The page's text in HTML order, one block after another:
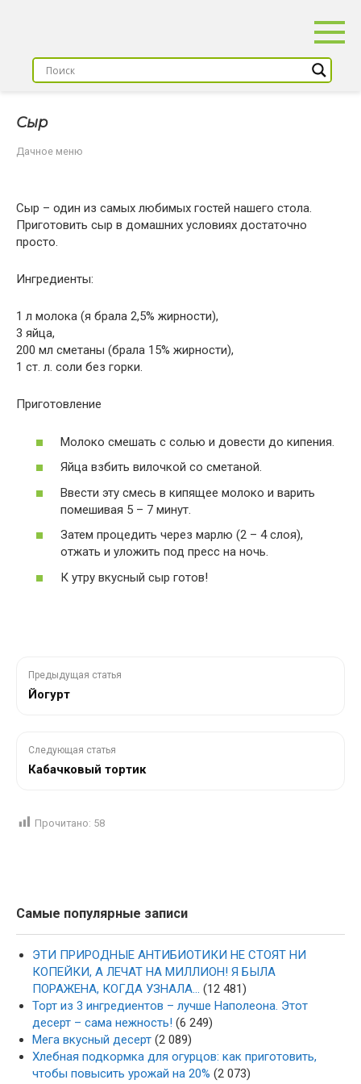
Сыр
Дачное меню
Сыр – один из самых любимых гостей нашего стола.
Приготовить сыр в домашних условиях достаточно
просто.
Ингредиенты:
1 л молока (я брала 2,5% жирности),
3 яйца,
200 мл сметаны (брала 15% жирности),
1 ст. л. соли без горки.
Приготовление
Молоко смешать с солью и довести до кипения.
Яйца взбить вилочкой со сметаной.
Ввести эту смесь в кипящее молоко и варить
помешивая 5 – 7 минут.
Затем процедить через марлю (2 – 4 слоя),
отжать и уложить под пресс на ночь.
К утру вкусный сыр готов!
Предыдущая статья
Йогурт
Следующая статья
Кабачковый тортик
Прочитано: 58
Самые популярные записи
ЭТИ ПРИРОДНЫЕ АНТИБИОТИКИ НЕ СТОЯТ НИ
КОПЕЙКИ, А ЛЕЧАТ НА МИЛЛИОН! Я БЫЛА
ПОРАЖЕНА, КОГДА УЗНАЛА… (12 481)
Торт из 3 ингредиентов – лучше Наполеона. Этот
десерт – сама нежность! (6 249)
Мега вкусный десерт (2 089)
Хлебная подкормка для огурцов: как приготовить,
чтобы повысить урожай на 20% (2 073)